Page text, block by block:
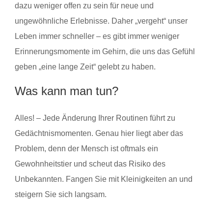
dazu weniger offen zu sein für neue und
ungewöhnliche Erlebnisse. Daher „vergeht“ unser
Leben immer schneller – es gibt immer weniger
Erinnerungsmomente im Gehirn, die uns das Gefühl
geben „eine lange Zeit“ gelebt zu haben.
Was kann man tun?
Alles! – Jede Änderung Ihrer Routinen führt zu
Gedächtnismomenten. Genau hier liegt aber das
Problem, denn der Mensch ist oftmals ein
Gewohnheitstier und scheut das Risiko des
Unbekannten. Fangen Sie mit Kleinigkeiten an und
steigern Sie sich langsam.